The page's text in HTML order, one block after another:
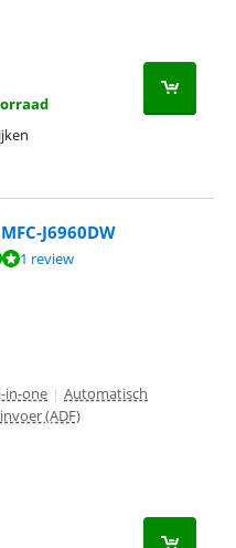
J6960DW
op 1 review.
1 review
in-one | Automatisch
(ADF)